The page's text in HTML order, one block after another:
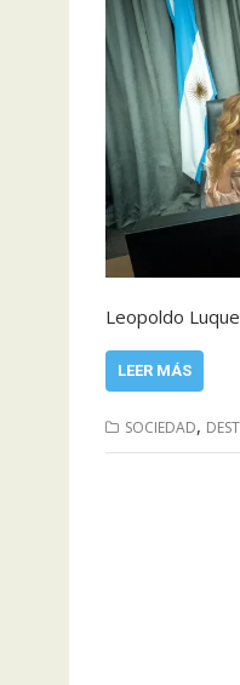
Leopoldo
LEER MÁS
SOCIEDAD,